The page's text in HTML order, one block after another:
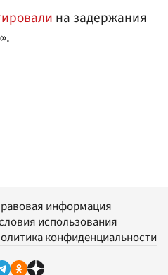
на задержания
информация
использования
конфиденциальности